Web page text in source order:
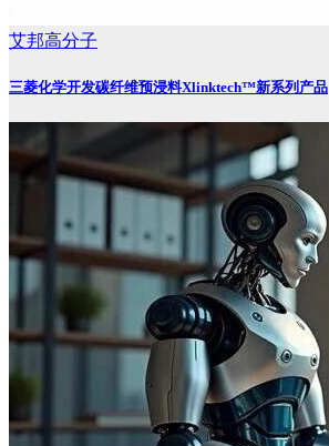
艾邦高分子
三菱化学开发碳纤维预浸料Xlinktech™新系列产品